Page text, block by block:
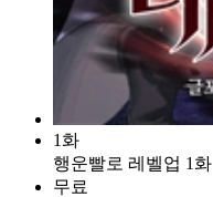
1화
행운빨로 레벨업 1화
무료